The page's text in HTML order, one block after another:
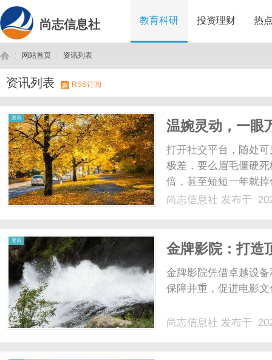
尚志信息社 教育科研 投资理财 热
尚 ›
网站首页
›
资讯列表
资讯列表 RSS订阅
资讯
温婉灵动，一眼
整张脸的点睛之
打开社交平台，随处
极差，要么眉毛僵硬
倍，甚至短短一年就
不是款式不好看，而
尚志信息社 发布于
资讯
金牌影院：打造
金牌影院凭借卓越设
保障并重，促进电影
尚志信息社 发布于